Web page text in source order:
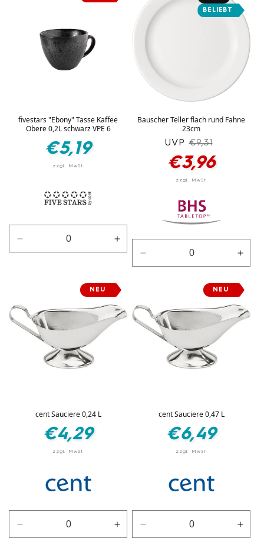
fivestars "Ebony" Tasse Kaffee
Obere 0,2L schwarz VPE 6
Normaler
Preis
€5,19
Verringere
die
Erhöhe
die
Menge
für
Schwarz
BELIEBT
Bauscher Teller flach rund Fahne
23cm
Normaler
Preis
UVP €9,31
Verkaufspreis
€3,96
Verringere
die
Weiß
die
für
Weiß
NEU
cent Sauciere 0,24 L
Normaler
Preis
€4,29
Verringere
Erhöhe
NEU
cent Sauciere 0,47 L
Normaler
Preis
€6,49
Verringere